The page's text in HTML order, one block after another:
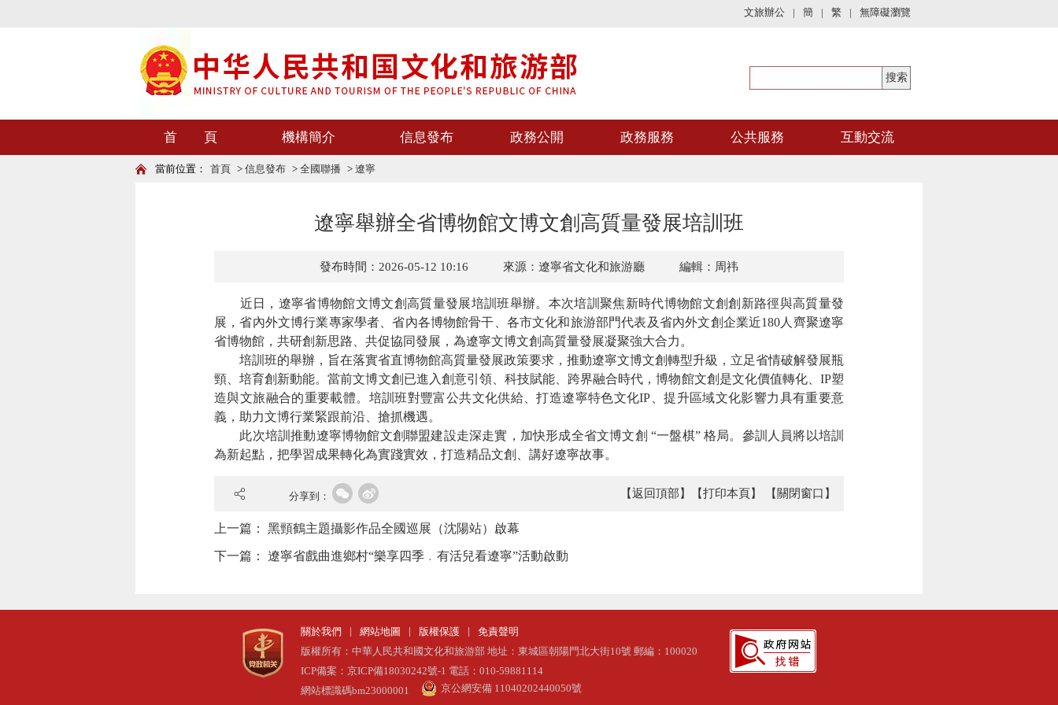
文旅辦公 | 簡 | 繁 | 無障礙瀏覽
首 頁 機構簡介 信息發布 政務公開 政務服務 公共服務 互動交流
當前位置： 首頁 > 信息發布 > 全國聯播 > 遼寧
遼寧舉辦全省博物館文博文創高質量發展培訓班
發布時間：2026-05-12 10:16 來源：遼寧省文化和旅游廳 編輯：周祎
近日 ， 遼寧省博物館文博文創高質量發展培訓班舉辦。本次培訓聚焦新時代博物館文創創新路徑與高質量發
展，省內外文博行業專家學者、省內各博物館骨干、各市文化和旅游部門代表及省內外文創企業近180人齊聚遼寧
省博物館，共研創新思路、共促協同發展，為遼寧文博文創高質量發展凝聚強大合力。
培訓班的舉辦，旨在落實省直博物館高質量發展政策要求，推動遼寧文博文創轉型升級，立足省情破解發展瓶
頸、培育創新動能。當前文博文創已進入創意引領、科技賦能、跨界融合時代，博物館文創是文化價值轉化、IP塑
造與文旅融合的重要載體。培訓班對豐富公共文化供給、打造遼寧特色文化IP、提升區域文化影響力具有重要意
義，助力文博行業緊跟前沿、搶抓機遇。
此次培訓推動遼寧博物館文創聯盟建設走深走實，加快形成全省文博文創 “一盤棋” 格局。參訓人員將以培訓
為新起點，把學習成果轉化為實踐實效，打造精品文創、講好遼寧故事。
分享到： 【返回頂部】 【打印本頁】 【關閉窗口】
上一篇： 黑頸鶴主題攝影作品全國巡展（沈陽站）啟幕
下一篇： 遼寧省戲曲進鄉村“樂享四季﹒有活兒看遼寧”活動啟動